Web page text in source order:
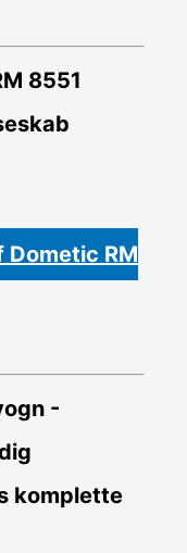
8551
RM
-
komplette